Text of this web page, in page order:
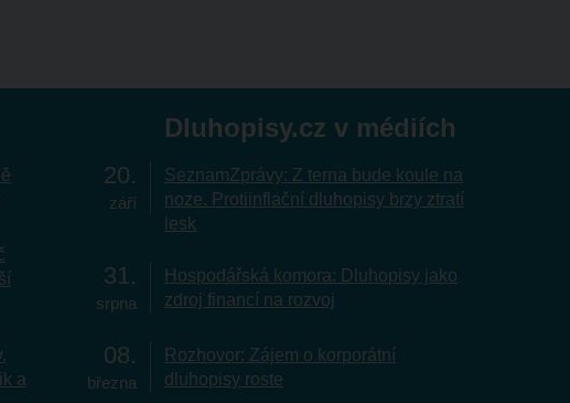
a
Dluhopisy.cz v médiích
20
září
SeznamZprávy: Z terna bude koule na
noze. Protiinflační dluhopisy brzy ztratí
lesk
31
srpna
Hospodářská komora: Dluhopisy jako
zdroj financí na rozvoj
08
března
Rozhovor: Zájem o korporátní
dluhopisy roste